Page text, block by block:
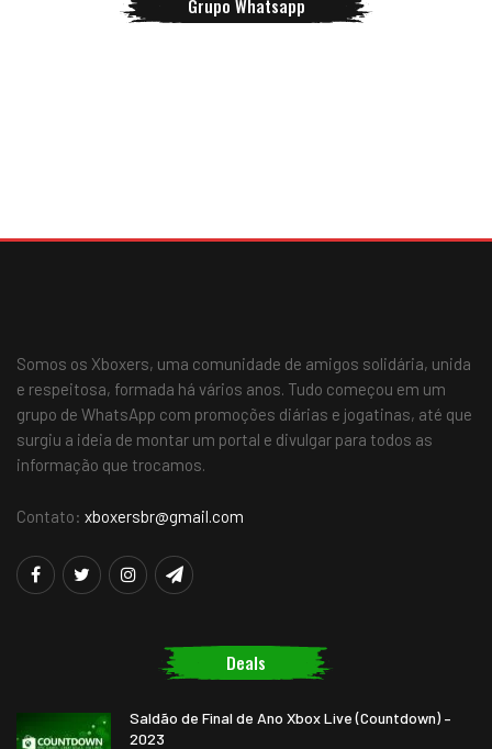
Grupo Whatsapp
Somos os Xboxers, uma comunidade de amigos solidária, unida
e respeitosa, formada há vários anos. Tudo começou em um
grupo de WhatsApp com promoções diárias e jogatinas, até que
surgiu a ideia de montar um portal e divulgar para todos as
informação que trocamos.
Contato: xboxersbr@gmail.com
Deals
Saldão de Final de Ano Xbox Live (Countdown) –
2023